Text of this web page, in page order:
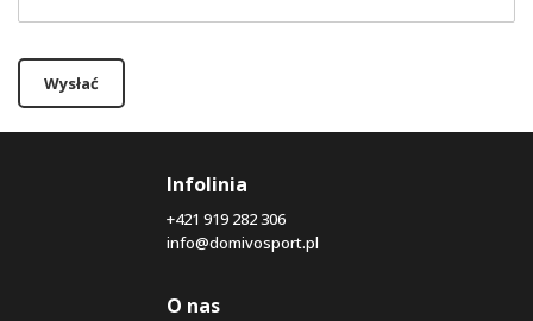
Wysłać
Infolinia
+421 919 282 306
info@domivosport.pl
O nas